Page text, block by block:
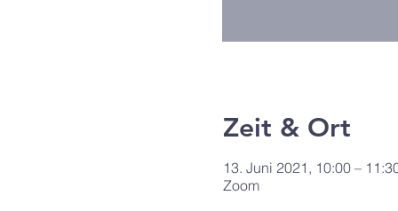
Zeit & Ort
13. Juni 2021, 10:00 –
Zoom